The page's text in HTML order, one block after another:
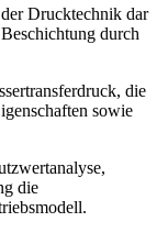
Drucktechnik dar
durch
die
sowie
die